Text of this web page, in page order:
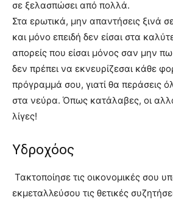
σε ξελασπώσει από πολλά.
Στα ερωτικά, μην απαντήσεις ξινά
και μόνο επειδή δεν είσαι στα
απορείς που είσαι μόνος σαν μην
δεν πρέπει να εκνευρίζεσαι κάθε
πρόγραμμά σου, γιατί θα περάσεις
στα νεύρα. Όπως κατάλαβες, οι
λίγες!
Υδροχόος
Τακτοποίησε τις οικονομικές σου
εκμεταλλεύσου τις θετικές